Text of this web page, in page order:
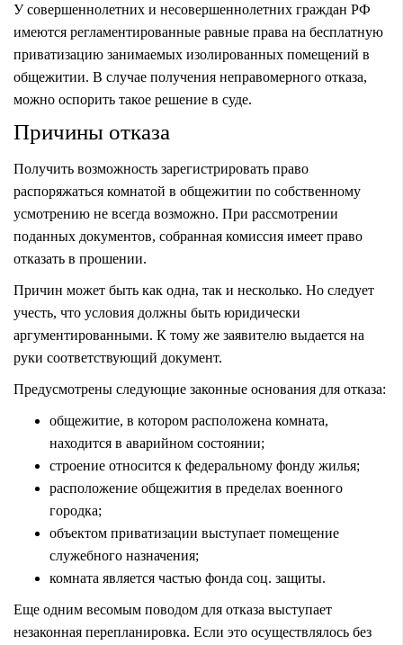
У совершеннолетних и несовершеннолетних граждан РФ
имеются регламентированные равные права на бесплатную
приватизацию занимаемых изолированных помещений в
общежитии. В случае получения неправомерного отказа,
можно оспорить такое решение в суде.
Причины отказа
Получить возможность зарегистрировать право
распоряжаться комнатой в общежитии по собственному
усмотрению не всегда возможно. При рассмотрении
поданных документов, собранная комиссия имеет право
отказать в прошении.
Причин может быть как одна, так и несколько. Но следует
учесть, что условия должны быть юридически
аргументированными. К тому же заявителю выдается на
руки соответствующий документ.
Предусмотрены следующие законные основания для отказа:
общежитие, в котором расположена комната,
находится в аварийном состоянии;
строение относится к федеральному фонду жилья;
расположение общежития в пределах военного
городка;
объектом приватизации выступает помещение
служебного назначения;
комната является частью фонда соц. защиты.
Еще одним весомым поводом для отказа выступает
незаконная перепланировка. Если это осуществлялось без